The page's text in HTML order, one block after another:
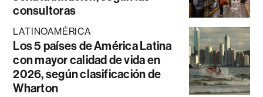
consultoras
LATINOAMÉRICA
Los 5 países de América Latina
con mayor calidad de vida en
2026, según clasificación de
Wharton